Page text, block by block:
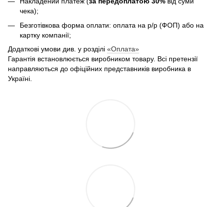
чека);
Безготівкова форма оплати: оплата на р/р (ФОП) або на
картку компанії;
Додаткові умови див. у розділі «Оплата»
Гарантія встановлюється виробником товару. Всі претензії
направляються до офіційних представників виробника в
Україні.